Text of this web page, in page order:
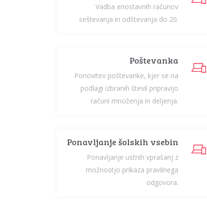
Vadba enostavnih računov
seštevanja in odštevanja do 20.
Poštevanka
Ponovitev poštevanke, kjer se na
podlagi izbranih števil pripravijo
računi množenja in deljenja.
Ponavljanje šolskih vsebin
Ponavljanje ustnih vprašanj z
možnostjo prikaza pravilnega
odgovora.